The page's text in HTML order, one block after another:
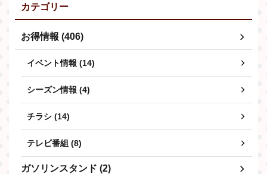
カテゴリー
お得情報 (406)
イベント情報 (14)
シーズン情報 (4)
チラシ (14)
テレビ番組 (8)
ガソリンスタンド (2)